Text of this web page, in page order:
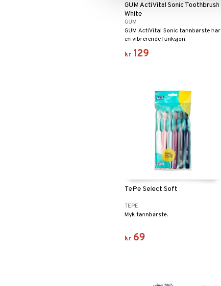
GUM ActiVital Sonic Toothbrush
White
GUM
GUM ActiVital Sonic tannbørste har
en vibrerende funksjon.
kr 129
TePe Select Soft
TEPE
Myk tannbørste.
kr 69